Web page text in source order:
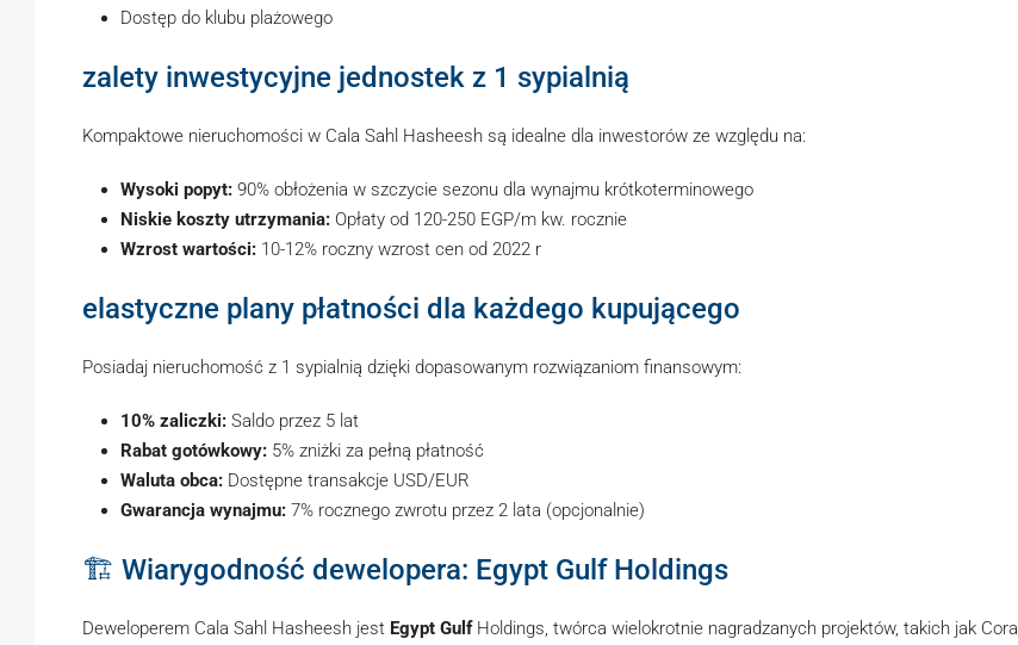
Dostęp do klubu plażowego
zalety inwestycyjne jednostek z 1 sypialnią
Kompaktowe nieruchomości w Cala Sahl Hasheesh są idealne dla inwestorów ze względu na:
Wysoki popyt: 90% obłożenia w szczycie sezonu dla wynajmu krótkoterminowego
Niskie koszty utrzymania: Opłaty od 120-250 EGP/m kw. rocznie
Wzrost wartości: 10-12% roczny wzrost cen od 2022 r
elastyczne plany płatności dla każdego kupującego
Posiadaj nieruchomość z 1 sypialnią dzięki dopasowanym rozwiązaniom finansowym:
10% zaliczki: Saldo przez 5 lat
Rabat gotówkowy: 5% zniżki za pełną płatność
Waluta obca: Dostępne transakcje USD/EUR
Gwarancja wynajmu: 7% rocznego zwrotu przez 2 lata (opcjonalnie)
🏗️ Wiarygodność dewelopera: Egypt Gulf Holdings
Deweloperem Cala Sahl Hasheesh jest Egypt GulfHoldings, twórca wielokrotnie nagradzanych projektów, takich jak Coral